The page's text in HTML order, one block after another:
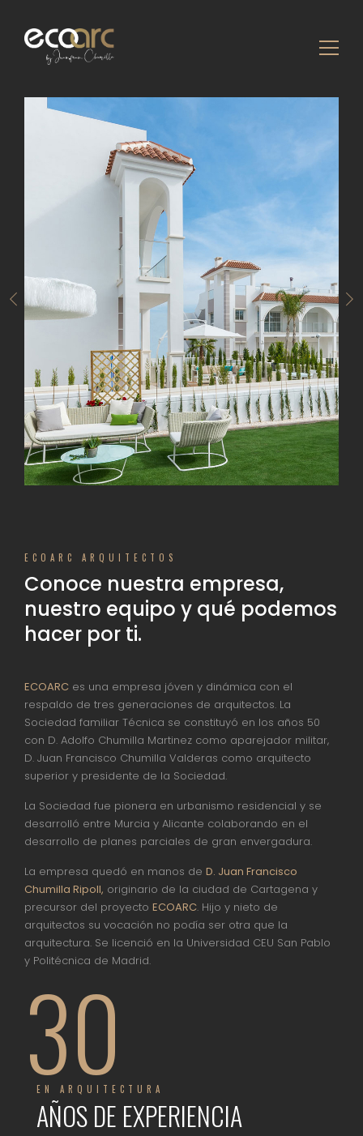
ECOARC ARQUITECTOS
Conoce nuestra empresa,
nuestro equipo y qué podemos
hacer por ti.
ECOARC es una empresa jóven y dinámica con el
respaldo de tres generaciones de arquitectos. La
Sociedad familiar Técnica se constituyó en los años 50
con D. Adolfo Chumilla Martinez como aparejador militar,
D. Juan Francisco Chumilla Valderas como arquitecto
superior y presidente de la Sociedad.
La Sociedad fue pionera en urbanismo residencial y se
desarrolló entre Murcia y Alicante colaborando en el
desarrollo de planes parciales de gran envergadura.
La empresa quedó en manos de D. Juan Francisco
Chumilla Ripoll, originario de la ciudad de Cartagena y
precursor del proyecto ECOARC. Hijo y nieto de
arquitectos su vocación no podía ser otra que la
arquitectura. Se licenció en la Universidad CEU San Pablo
y Politécnica de Madrid.
30
EN ARQUITECTURA
AÑOS DE EXPERIENCIA